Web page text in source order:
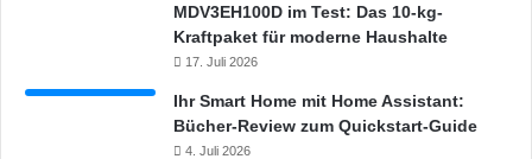
MDV3EH100D im Test: Das 10-kg-
Kraftpaket für moderne Haushalte
17. Juli 2026
Ihr Smart Home mit Home Assistant:
Bücher-Review zum Quickstart-Guide
4. Juli 2026